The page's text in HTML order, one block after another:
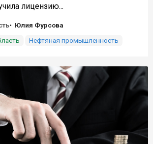
лицензию...
Юлия Фурсова
Нефтяная промышленность